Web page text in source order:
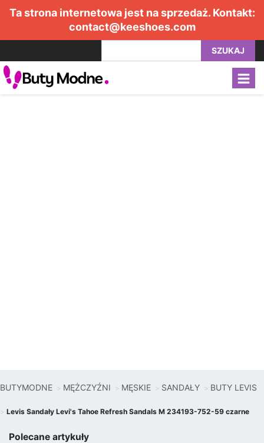
Ta strona internetowa jest na sprzedaż. Kontakt:
contact@keeshoes.com
SZUKAJ
BUTYMODNE MĘŻCZYŹNI MĘSKIE SANDAŁY BUTY LEVIS
Levis Sandały Levi's Tahoe Refresh Sandals M 234193-752-59 czarne
Polecane artykuły